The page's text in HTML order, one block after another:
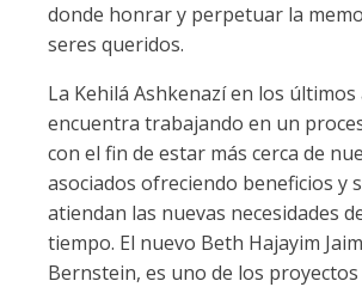
donde honrar y perpetuar la
seres queridos.
La Kehilá Ashkenazí en los últimos
encuentra trabajando en un
con el fin de estar más cerca de
asociados ofreciendo beneficios y
atiendan las nuevas necesidades
tiempo. El nuevo Beth Hajayim
Bernstein, es uno de los